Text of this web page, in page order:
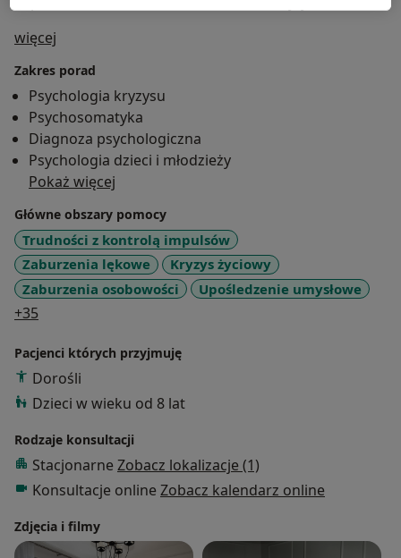
więcej
Zakres porad
Psychologia kryzysu
Psychosomatyka
Diagnoza psychologiczna
Psychologia dzieci i młodzieży
Pokaż więcej
Główne obszary pomocy
Trudności z kontrolą impulsów
Zaburzenia lękowe
Kryzys życiowy
Zaburzenia osobowości
Upośledzenie umysłowe
+35
Pacjenci których przyjmuję
Dorośli
Dzieci w wieku od 8 lat
Rodzaje konsultacji
Stacjonarne Zobacz lokalizacje (1)
Konsultacje online Zobacz kalendarz online
Zdjęcia i filmy